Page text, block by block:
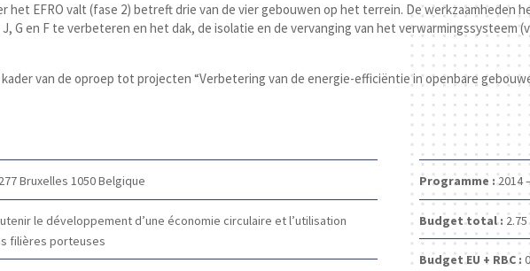
het EFRO valt (fase 2) betreft drie van de vier gebouwen op het terrein. De werkzaamheden
G en F te verbeteren en het dak, de isolatie en de vervanging van het verwarmingssysteem
van de oproep tot projecten “Verbetering van de energie-efficiëntie in openbare
Bruxelles 1050Belgique
le développement d’une économie circulaire et l’utilisation
filières porteuses
Programme :2014
Budget total :
Budget EU + RBC :